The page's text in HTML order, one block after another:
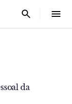
da